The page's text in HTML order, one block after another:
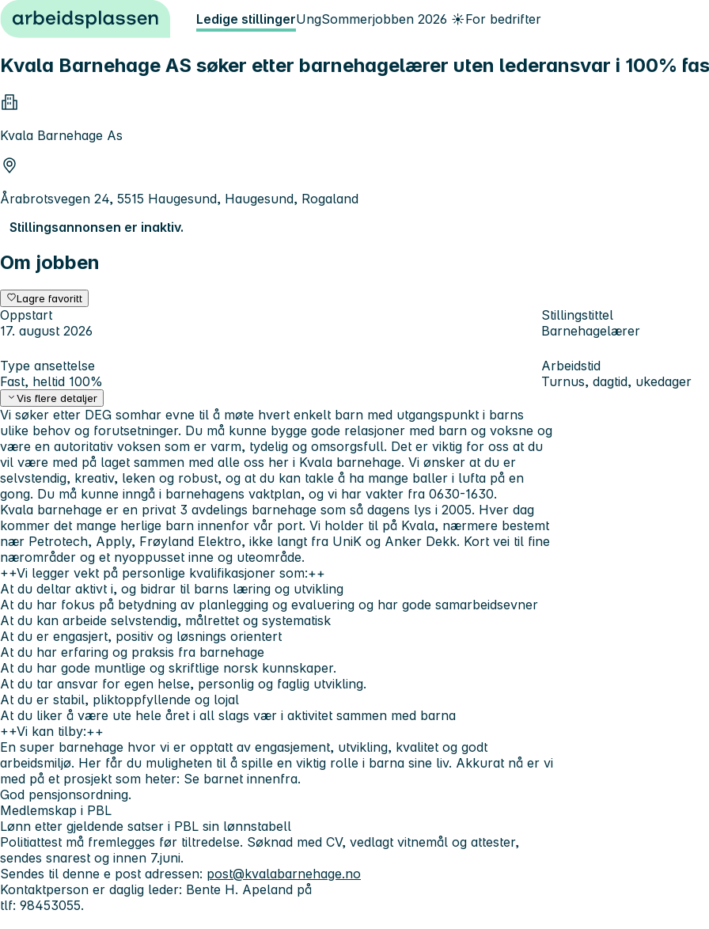
Hopp til innhold Ledige stillingerUngSommerjobben 2026 ☀️For bedrifter
Kvala Barnehage AS søker etter barnehagelærer uten lederansvar i 100%
Kvala Barnehage As
Årabrotsvegen 24, 5515 Haugesund, Haugesund, Rogaland
Stillingsannonsen er inaktiv.
Om jobben
Lagre favoritt
Oppstart
17. august 2026
Stillingstittel
Barnehagelærer
Type ansettelse
Fast, heltid 100%
Arbeidstid
Turnus, dagtid, ukedager
Vis flere detaljer
Vi søker etter DEG somhar evne til å møte hvert enkelt barn med utgangspunkt i barns
ulike behov og forutsetninger. Du må kunne bygge gode relasjoner med barn og voksne og
være en autoritativ voksen som er varm, tydelig og omsorgsfull. Det er viktig for oss at du
vil være med på laget sammen med alle oss her i Kvala barnehage. Vi ønsker at du er
selvstendig, kreativ, leken og robust, og at du kan takle å ha mange baller i lufta på en
gong. Du må kunne inngå i barnehagens vaktplan, og vi har vakter fra 0630-1630.
Kvala barnehage er en privat 3 avdelings barnehage som så dagens lys i 2005. Hver dag
kommer det mange herlige barn innenfor vår port. Vi holder til på Kvala, nærmere bestemt
nær Petrotech, Apply, Frøyland Elektro, ikke langt fra UniK og Anker Dekk. Kort vei til fine
nærområder og et nyoppusset inne og uteområde.
++Vi legger vekt på personlige kvalifikasjoner som:++
At du deltar aktivt i, og bidrar til barns læring og utvikling
At du har fokus på betydning av planlegging og evaluering og har gode samarbeidsevner
At du kan arbeide selvstendig, målrettet og systematisk
At du er engasjert, positiv og løsnings orientert
At du har erfaring og praksis fra barnehage
At du har gode muntlige og skriftlige norsk kunnskaper.
At du tar ansvar for egen helse, personlig og faglig utvikling.
At du er stabil, pliktoppfyllende og lojal
At du liker å være ute hele året i all slags vær i aktivitet sammen med barna
++Vi kan tilby:++
En super barnehage hvor vi er opptatt av engasjement, utvikling, kvalitet og godt
arbeidsmiljø. Her får du muligheten til å spille en viktig rolle i barna sine liv. Akkurat nå er vi
med på et prosjekt som heter: Se barnet innenfra.
God pensjonsordning.
Medlemskap i PBL
Lønn etter gjeldende satser i PBL sin lønnstabell
Politiattest må fremlegges før tiltredelse. Søknad med CV, vedlagt vitnemål og attester,
sendes snarest og innen 7.juni.
Sendes til denne e post adressen: post@kvalabarnehage.no
Kontaktperson er daglig leder: Bente H. Apeland på
tlf: 98453055.